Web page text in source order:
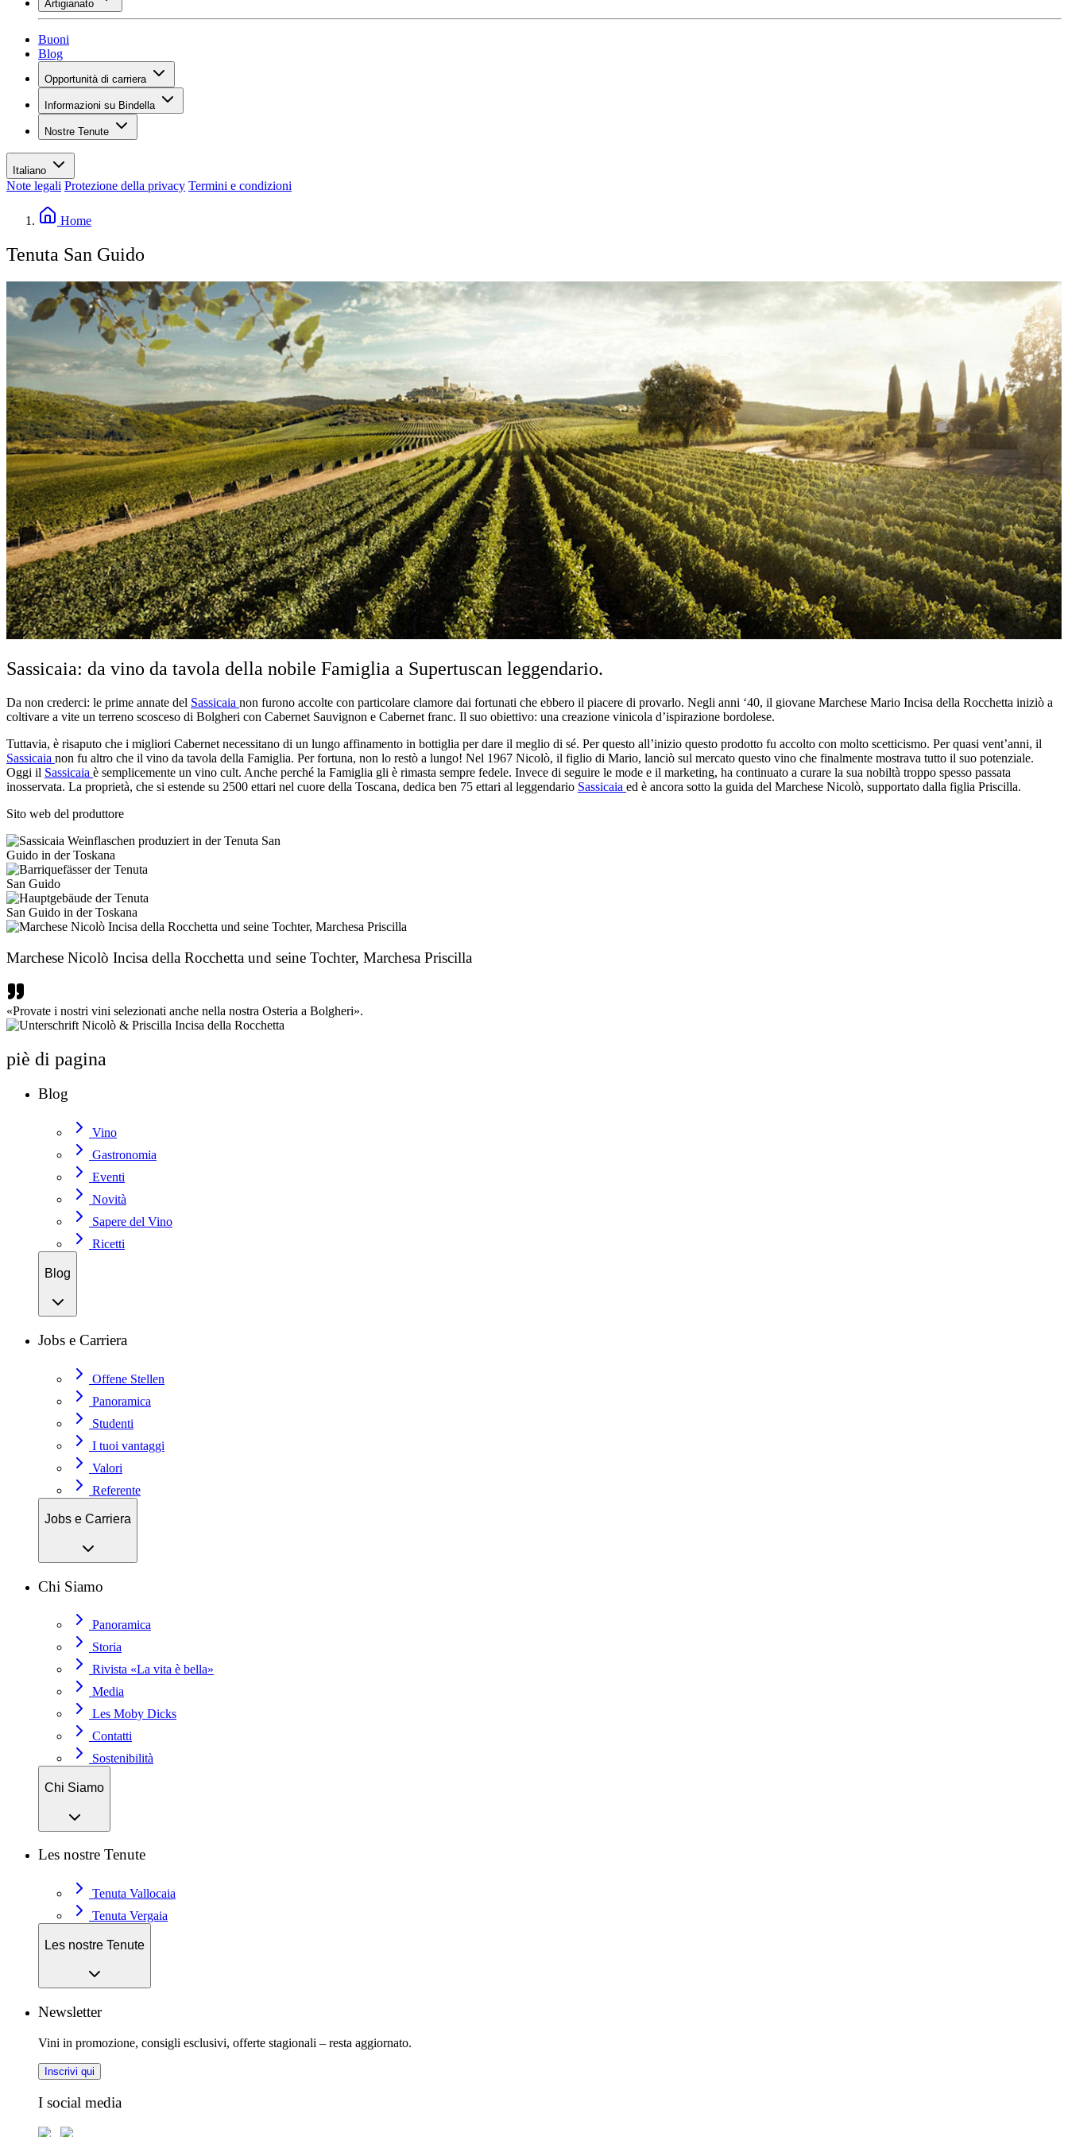
Assortimento
Conoscenza del vino
Artigianato
Panoramica
Buoni
Blog
Opportunità di carriera
Posti vacanti
I tuoi vantaggi
Valori
Informazioni su Bindella
Panoramica
Storia
Les Moby Dicks
Contatti
Sostenibilità
Nostre Tenute
Italiano
Note legali Protezione della privacy Termini e condizioni
Home
Tenuta San Guido
Sassicaia: da vino da tavola della nobile Famiglia a Supertuscan leggendario.
Da non crederci: le prime annate del Sassicaia non furono accolte con particolare clamore dai fortunati che ebbero il piacere di provarlo. Negli anni ‘40, il giovane Marchese Mario Incisa della Rocchetta iniziò a
coltivare a vite un terreno scosceso di Bolgheri con Cabernet Sauvignon e Cabernet franc. Il suo obiettivo: una creazione vinicola d’ispirazione bordolese.
Tuttavia, è risaputo che i migliori Cabernet necessitano di un lungo affinamento in bottiglia per dare il meglio di sé. Per questo all’inizio questo prodotto fu accolto con molto scetticismo. Per quasi vent’anni, il
Sassicaia non fu altro che il vino da tavola della Famiglia. Per fortuna, non lo restò a lungo! Nel 1967 Nicolò, il figlio di Mario, lanciò sul mercato questo vino che finalmente mostrava tutto il suo potenziale.
Oggi il Sassicaia è semplicemente un vino cult. Anche perché la Famiglia gli è rimasta sempre fedele. Invece di seguire le mode e il marketing, ha continuato a curare la sua nobiltà troppo spesso passata
inosservata. La proprietà, che si estende su 2500 ettari nel cuore della Toscana, dedica ben 75 ettari al leggendario Sassicaia ed è ancora sotto la guida del Marchese Nicolò, supportato dalla figlia Priscilla.
Sito web del produttore
Marchese Nicolò Incisa della Rocchetta und seine Tochter, Marchesa Priscilla
«Provate i nostri vini selezionati anche nella nostra Osteria a Bolgheri».
piè di pagina
Blog
Vino
Gastronomia
Eventi
Novità
Sapere del Vino
Ricetti
Blog
Jobs e Carriera
Offene Stellen
Panoramica
Studenti
I tuoi vantaggi
Valori
Referente
Jobs e Carriera
Chi Siamo
Panoramica
Storia
Rivista «La vita è bella»
Media
Les Moby Dicks
Contatti
Sostenibilità
Chi Siamo
Les nostre Tenute
Tenuta Vallocaia
Tenuta Vergaia
Les nostre Tenute
Newsletter
Vini in promozione, consigli esclusivi, offerte stagionali – resta aggiornato.
Inscrivi qui
I social media